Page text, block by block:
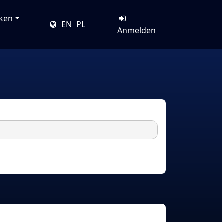
EN PL
Anmelden